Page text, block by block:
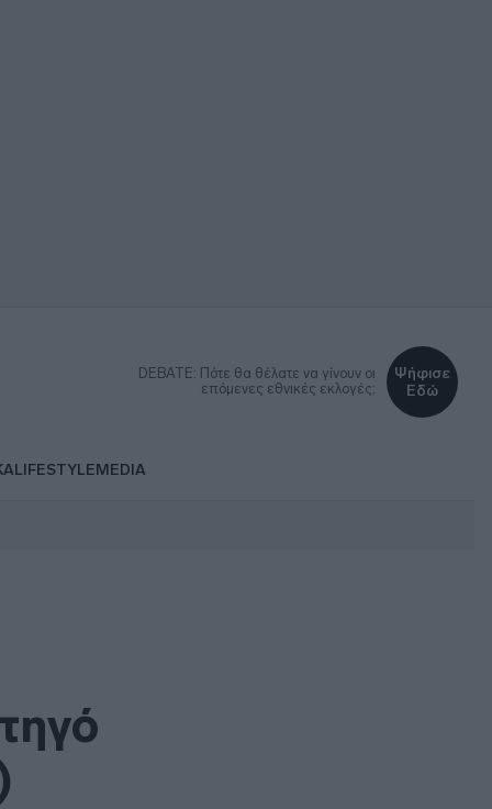
DEBATE: Πότε θα θέλατε να γίνουν οι
επόμενες εθνικές εκλογές;
Ψήφισε
Εδώ
LIFESTYLEMEDIA